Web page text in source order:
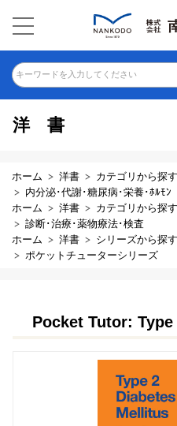
キーワードを入力してください
洋書
ホーム 洋書 カテゴリから探す
内分泌･代謝･糖尿病･栄養･ﾎﾙﾓﾝ
ホーム
洋書 カテゴリから探す
診断･治療･薬物療法･検査
ホーム
洋書 シリーズから探す
ポケットチューターシリーズ
Pocket Tutor: